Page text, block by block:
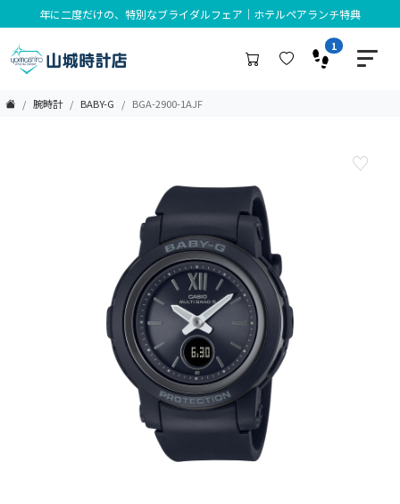
年に二度だけの、特別なブライダルフェア｜ホテルペアランチ特典
1
腕時計 BABY-G BGA-2900-1AJF